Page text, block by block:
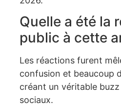
Quelle a été la
public à cette
Les réactions furent
confusion et beaucoup
créant un véritable buzz
sociaux.